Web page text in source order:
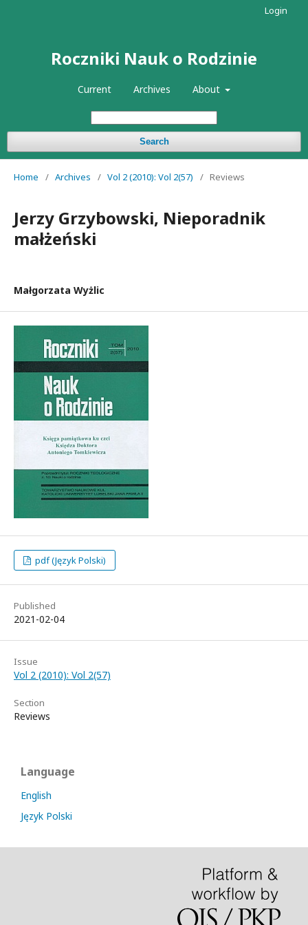
Roczniki Nauk o Rodzinie
Current Archives About
Search
Login
Home / Archives / Vol 2 (2010): Vol 2(57) / Reviews
Jerzy Grzybowski, Nieporadnik
małżeński
Małgorzata Wyżlic
pdf (Język Polski)
Published
2021-02-04
Issue
Vol 2 (2010): Vol 2(57)
Section
Reviews
Language
English
Język Polski